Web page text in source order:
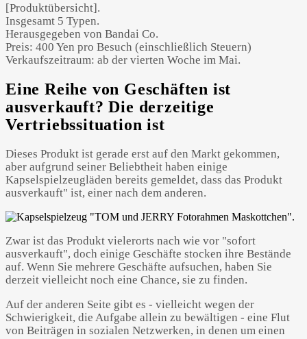
[Produktübersicht].
Insgesamt 5 Typen.
Herausgegeben von Bandai Co.
Preis: 400 Yen pro Besuch (einschließlich Steuern)
Verkaufszeitraum: ab der vierten Woche im Mai.
Eine Reihe von Geschäften ist
ausverkauft? Die derzeitige
Vertriebssituation ist
Dieses Produkt ist gerade erst auf den Markt gekommen,
aber aufgrund seiner Beliebtheit haben einige
Kapselspielzeugläden bereits gemeldet, dass das Produkt
ausverkauft" ist, einer nach dem anderen.
Zwar ist das Produkt vielerorts nach wie vor "sofort
ausverkauft", doch einige Geschäfte stocken ihre Bestände
auf. Wenn Sie mehrere Geschäfte aufsuchen, haben Sie
derzeit vielleicht noch eine Chance, sie zu finden.
Auf der anderen Seite gibt es - vielleicht wegen der
Schwierigkeit, die Aufgabe allein zu bewältigen - eine Flut
von Beiträgen in sozialen Netzwerken, in denen um einen